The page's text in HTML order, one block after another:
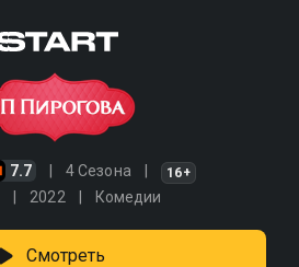
7.7 4 Сезона 16+
2022 Комедии
Смотреть